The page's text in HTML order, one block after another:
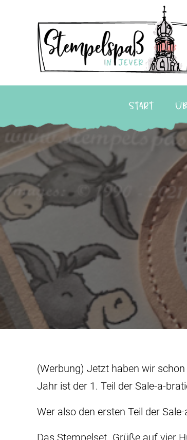
Start
(Werbung) Jetzt haben wir
Jahr ist der 1. Teil der Sale-a-
Wer also den ersten Teil der
Das Stempelset „Grüße auf vier